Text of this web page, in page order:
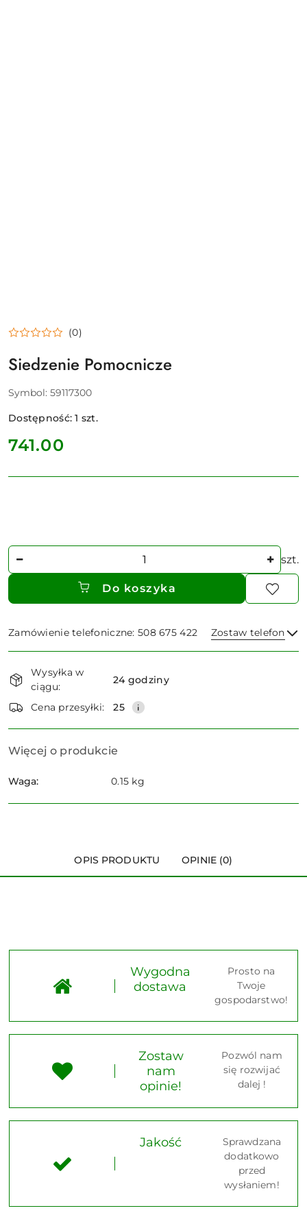
(0)
Siedzenie Pomocnicze
Symbol: 59117300
Dostępność:1 szt.
cena:
741.00
Ilość szt.
Do koszyka
Zamówienie telefoniczne: 508 675 422 Zostaw telefon
i
dostawa
Wysyłka w
ciągu:
24 godziny
Cena przesyłki: 25
Więcej o produkcie
Waga: 0.15 kg
OPIS PRODUKTU OPINIE (0)
Wygodna
dostawa
Prosto na
Twoje
gospodarstwo!
Zostaw
nam
opinie!
Pozwól nam
się rozwijać
dalej !
Jakość
Sprawdzana
dodatkowo
przed
wysłaniem!